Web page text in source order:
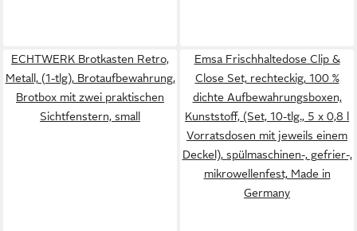
ECHTWERK Brotkasten Retro,
Metall, (1-tlg), Brotaufbewahrung,
Brotbox mit zwei praktischen
Sichtfenstern, small
Emsa Frischhaltedose Clip &
Close Set, rechteckig, 100 %
dichte Aufbewahrungsboxen,
Kunststoff, (Set, 10-tlg., 5 x 0,8 l
Vorratsdosen mit jeweils einem
Deckel), spülmaschinen-, gefrier-,
mikrowellenfest, Made in
Germany